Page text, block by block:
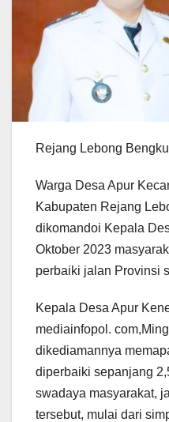
Rejang Lebong
Warga Desa Apur
Kabupaten Rejang
dikomandoi Kepala
Oktober 2023
perbaiki jalan Provinsi
Kepala Desa Apur
mediainfopol.
dikediamannya
diperbaiki sepanjang
swadaya masyarakat,
tersebut, mulai dari